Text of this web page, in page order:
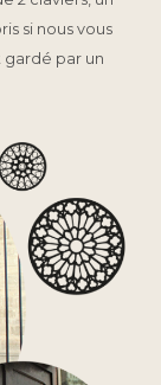
si nous vous
gardé par un